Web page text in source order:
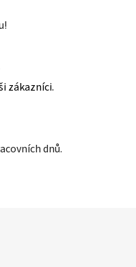
zákazníci.
dnů.